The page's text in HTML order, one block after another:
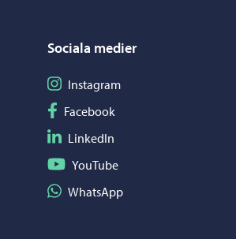
Sociala medier
Följ på Instagram
Instagram
Följ på Facebook
Facebook
Följ på LinkedIn
LinkedIn
Följ på YouTube
YouTube
Dela på WhatsApp
WhatsApp